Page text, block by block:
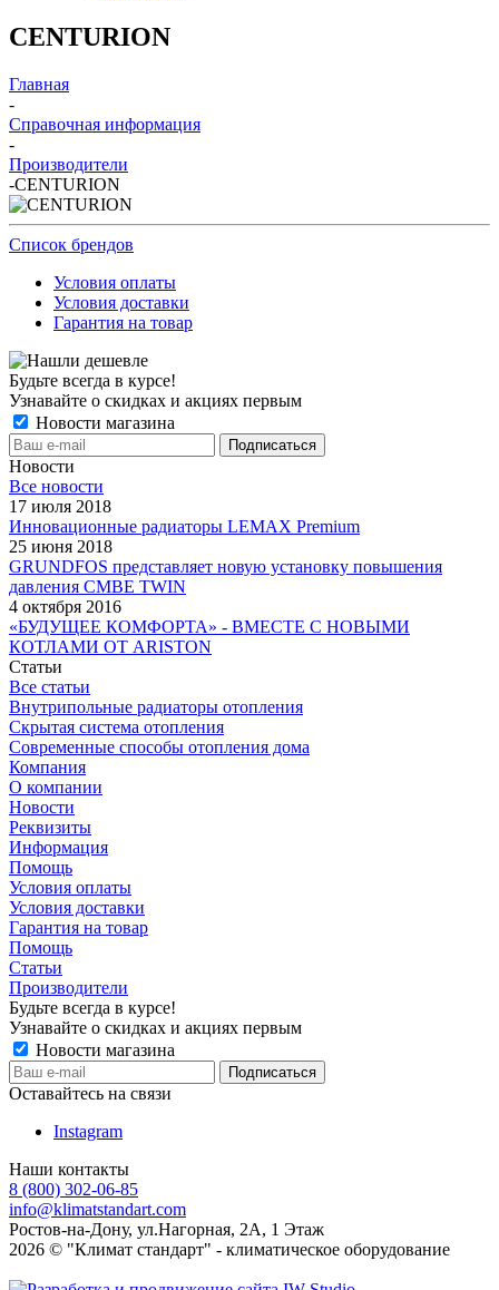
CENTURION
Главная
-
Справочная информация
-
Производители
-CENTURION
Список брендов
Условия оплаты
Условия доставки
Гарантия на товар
Будьте всегда в курсе!
Узнавайте о скидках и акциях первым
Новости магазина
Новости
Все новости
17 июля 2018
Инновационные радиаторы LEMAX Premium
25 июня 2018
GRUNDFOS представляет новую установку повышения
давления CMBE TWIN
4 октября 2016
«БУДУЩЕЕ КОМФОРТА» - ВМЕСТЕ С НОВЫМИ
КОТЛАМИ ОТ ARISTON
Статьи
Все статьи
Внутрипольные радиаторы отопления
Скрытая система отопления
Современные способы отопления дома
Компания
О компании
Новости
Реквизиты
Информация
Помощь
Условия оплаты
Условия доставки
Гарантия на товар
Помощь
Статьи
Производители
Будьте всегда в курсе!
Узнавайте о скидках и акциях первым
Новости магазина
Оставайтесь на связи
Instagram
Наши контакты
8 (800) 302-06-85
info@klimatstandart.com
Ростов-на-Дону, ул.Нагорная, 2А, 1 Этаж
2026 © "Климат стандарт" - климатическое оборудование